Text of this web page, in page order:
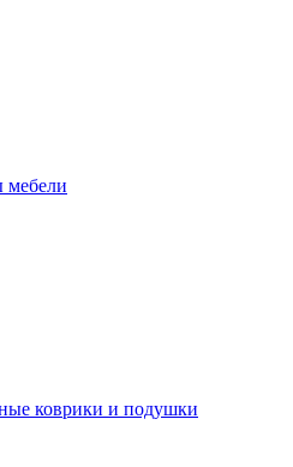
мебели
коврики и подушки